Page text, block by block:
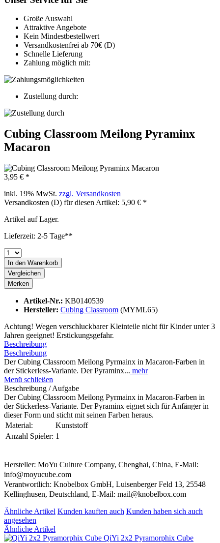
Große Auswahl
Attraktive Angebote
Kein Mindestbestellwert
Versandkostenfrei ab 70€ (D)
Schnelle Lieferung
Zahlung möglich mit:
Zustellung durch:
Cubing Classroom Meilong Pyraminx
Macaron
3,95 € *
inkl. 19% MwSt. zzgl. Versandkosten
Versandkosten (D) für diesen Artikel: 5,90 € *
Artikel auf Lager.
Lieferzeit: 2-5 Tage**
In den Warenkorb
Vergleichen
Merken
Artikel-Nr.: KB0140539
Hersteller: Cubing Classroom (MYML65)
Achtung! Wegen verschluckbarer Kleinteile nicht für Kinder unter 3
Jahren geeignet! Erstickungsgefahr.
Beschreibung
Beschreibung
Der Cubing Classroom Meilong Pyrmainx in Macaron-Farben in
der Stickerless-Variante. Der Pyraminx... mehr
Menü schließen
Beschreibung / Aufgabe
Der Cubing Classroom Meilong Pyrmainx in Macaron-Farben in
der Stickerless-Variante. Der Pyraminx eignet sich für Anfänger in
dieser Form und sticht mit seinen Farben heraus.
Material:
Kunststoff
Anzahl Spieler: 1
Hersteller: MoYu Culture Company, Chenghai, China, E-Mail:
info@moyucube.com
Verantwortlich: Knobelbox GmbH, Luisenberger Feld 13, 25548
Kellinghusen, Deutschland, E-Mail: mail@knobelbox.com
Ähnliche Artikel Kunden kauften auch Kunden haben sich auch
angesehen
Ähnliche Artikel
QiYi 2x2 Pyramorphix Cube